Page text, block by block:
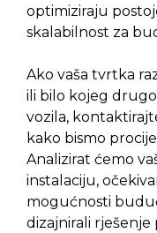
optimiziraju
skalabilnost za
Ako vaša tvrtka
ili bilo kojeg
vozila,
kako bismo
Analizirat ćemo
instalaciju,
mogućnosti
dizajnirali rješenje